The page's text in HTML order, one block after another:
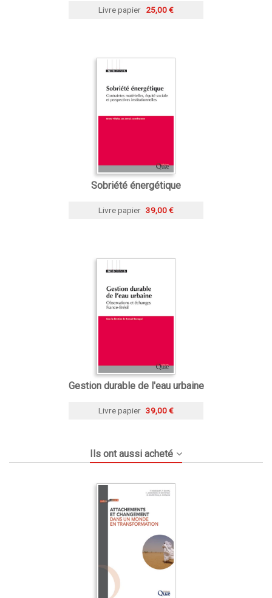
Livre papier 25,00 €
Sobriété énergétique
Livre papier 39,00 €
Gestion durable de l'eau urbaine
Livre papier 39,00 €
Ils ont aussi acheté